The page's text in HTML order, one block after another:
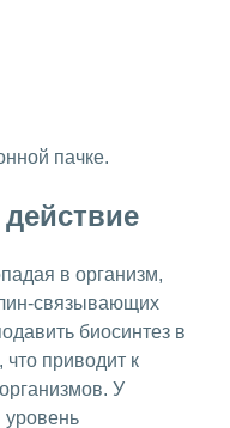
пачке.
в организм,
связывающих
биосинтез в
что приводит к
У
уровень